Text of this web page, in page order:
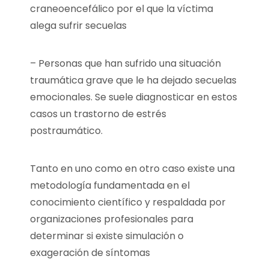
craneoencefálico por el que la víctima
alega sufrir secuelas
– Personas que han sufrido una situación
traumática grave que le ha dejado secuelas
emocionales. Se suele diagnosticar en estos
casos un trastorno de estrés
postraumático.
Tanto en uno como en otro caso existe una
metodología fundamentada en el
conocimiento científico y respaldada por
organizaciones profesionales para
determinar si existe simulación o
exageración de síntomas